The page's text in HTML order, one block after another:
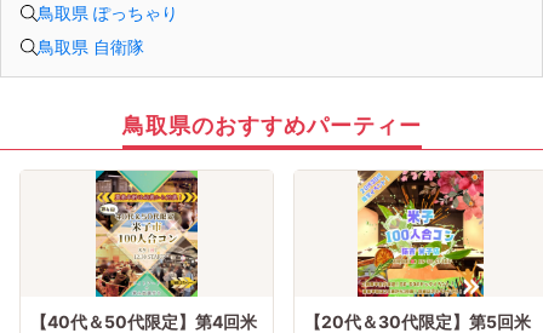
鳥取県 ぽっちゃり
鳥取県 自衛隊
鳥取県のおすすめパーティー
【40代＆50代限定】第4回米
【20代＆30代限定】第5回米